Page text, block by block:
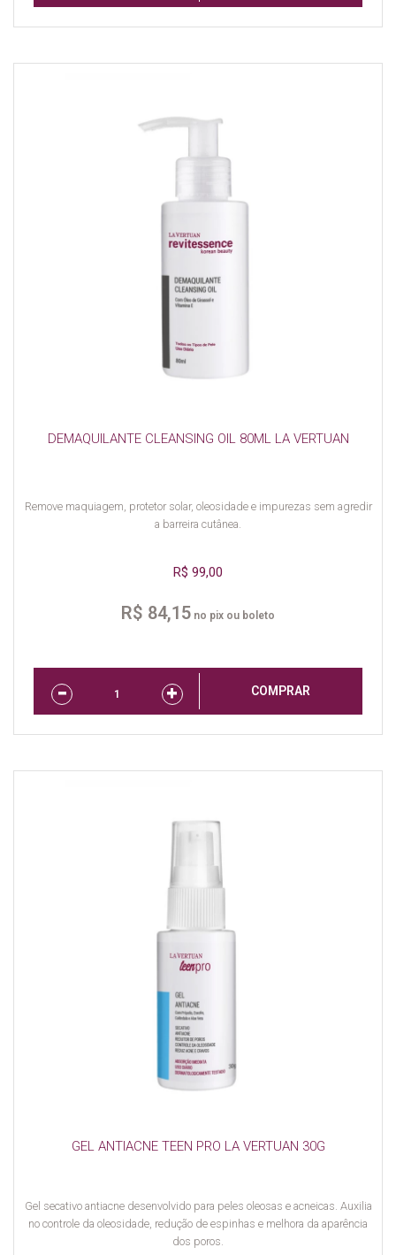
DEMAQUILANTE CLEANSING OIL 80ML LA VERTUAN
Remove maquiagem, protetor solar, oleosidade e impurezas sem agredir
a barreira cutânea.
R$ 99,00
R$ 84,15 no pix ou boleto
COMPRAR
GEL ANTIACNE TEEN PRO LA VERTUAN 30G
Gel secativo antiacne desenvolvido para peles oleosas e acneicas. Auxilia
no controle da oleosidade, redução de espinhas e melhora da aparência
dos poros.